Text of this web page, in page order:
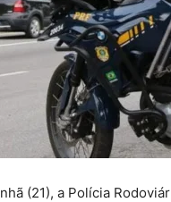
(21), a Polícia